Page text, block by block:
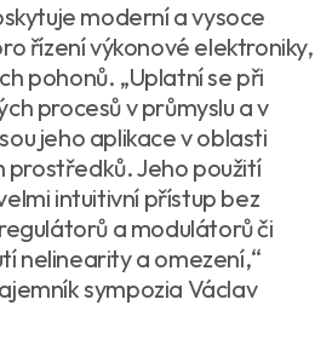
moderní a vysoce
řízení výkonové elektroniky,
pohonů. „Uplatní se při
procesů v průmyslu a v
jeho aplikace v oblasti
prostředků. Jeho použití
intuitivní přístup bez
a modulátorů či
nelinearity a omezení,“
sympozia Václav